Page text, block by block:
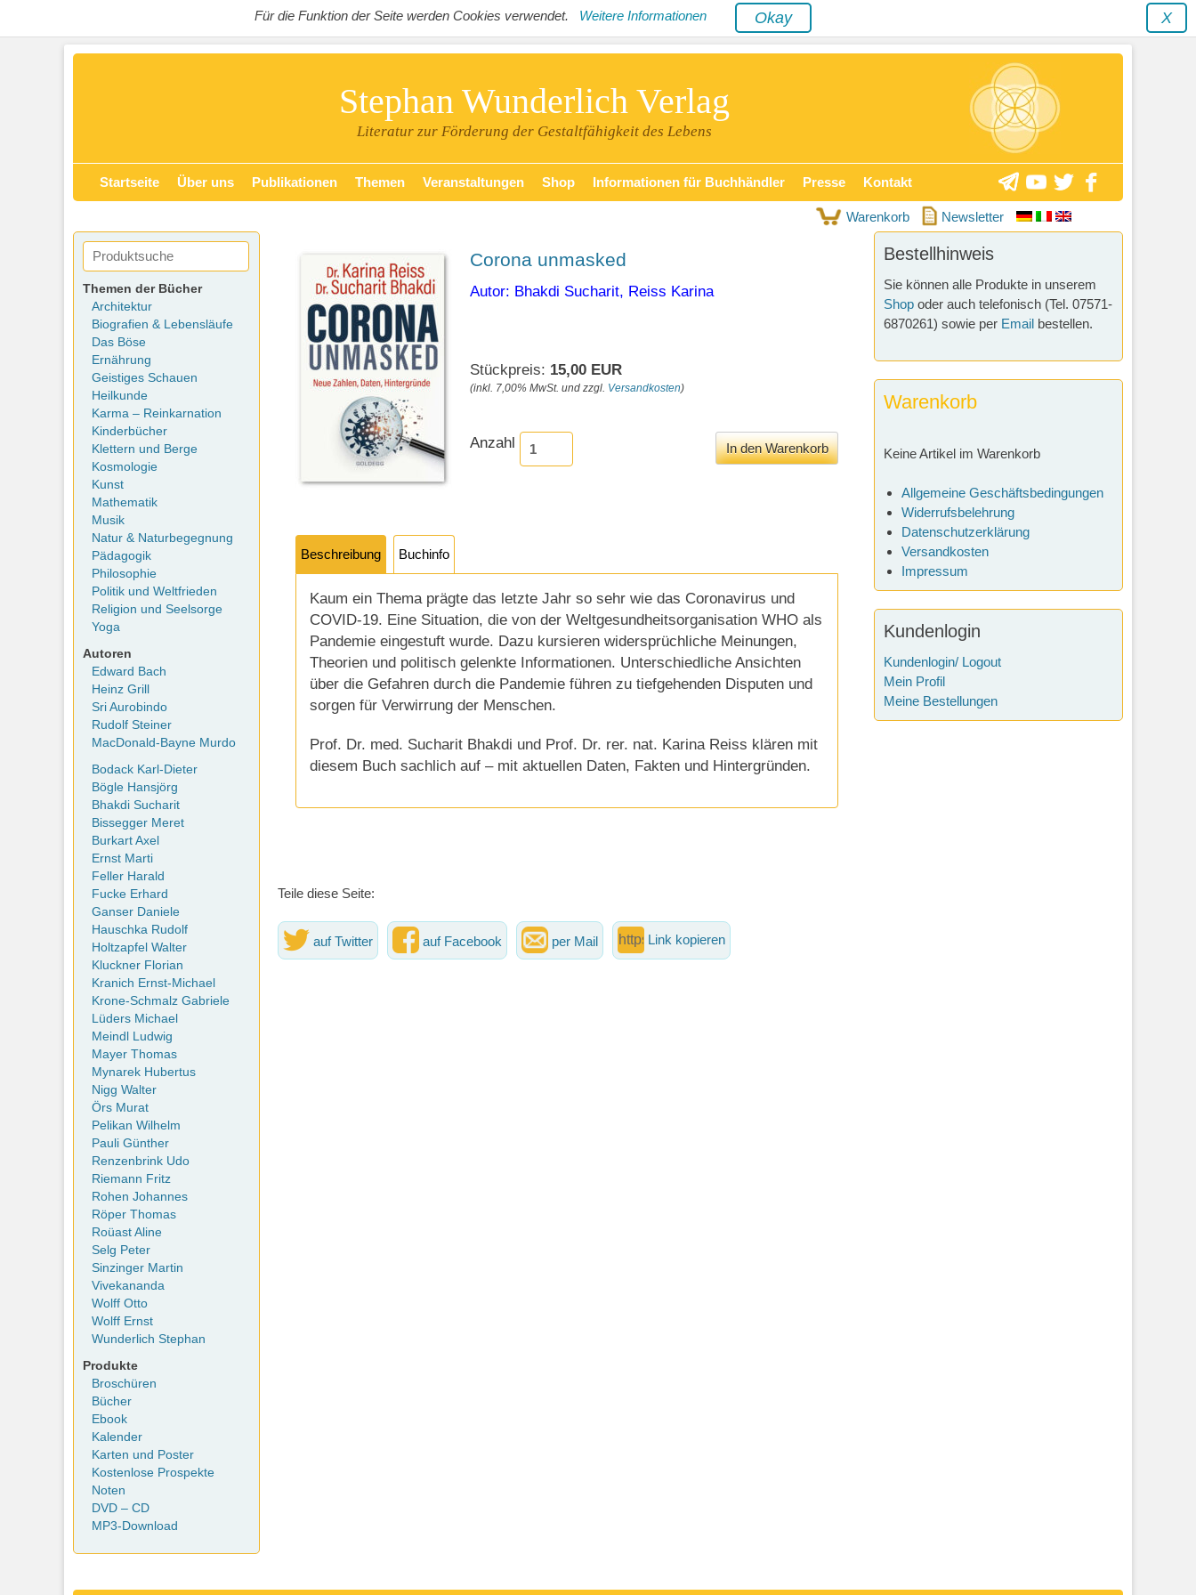
Für die Funktion der Seite werden Cookies verwendet. Weitere Informationen X
Okay
Stephan Wunderlich Verlag
Literatur zur Förderung der Gestaltfähigkeit des Lebens
Primäres Menü
Inhalt
Startseite Über uns Publikationen Themen Veranstaltungen Shop Informationen für Buchhändler Presse Kontakt
Warenkorb Newsletter
Corona unmasked
Autor: Bhakdi Sucharit, Reiss Karina
Stückpreis: 15,00 EUR
(inkl. 7,00% MwSt. und zzgl. Versandkosten)
Anzahl
Beschreibung Buchinfo
Kaum ein Thema prägte das letzte Jahr so sehr wie das Coronavirus und
COVID-19. Eine Situation, die von der Weltgesundheitsorganisation WHO als
Pandemie eingestuft wurde. Dazu kursieren widersprüchliche Meinungen,
Theorien und politisch gelenkte Informationen. Unterschiedliche Ansichten
über die Gefahren durch die Pandemie führen zu tiefgehenden Disputen und
sorgen für Verwirrung der Menschen.
Prof. Dr. med. Sucharit Bhakdi und Prof. Dr. rer. nat. Karina Reiss klären mit
diesem Buch sachlich auf – mit aktuellen Daten, Fakten und Hintergründen.
Teile diese Seite:
auf Twitter auf Facebook per Mail Link kopieren
Bestellhinweis
Sie können alle Produkte in unserem
Shop oder auch telefonisch (Tel. 07571-
6870261) sowie per Email bestellen.
Warenkorb
Keine Artikel im Warenkorb
Allgemeine Geschäftsbedingungen
Widerrufsbelehrung
Datenschutzerklärung
Versandkosten
Impressum
Kundenlogin
Kundenlogin/ Logout
Mein Profil
Meine Bestellungen
Themen der Bücher
Architektur
Biografien & Lebensläufe
Das Böse
Ernährung
Geistiges Schauen
Heilkunde
Karma – Reinkarnation
Kinderbücher
Klettern und Berge
Kosmologie
Kunst
Mathematik
Musik
Natur & Naturbegegnung
Pädagogik
Philosophie
Politik und Weltfrieden
Religion und Seelsorge
Yoga
Autoren
Edward Bach
Heinz Grill
Sri Aurobindo
Rudolf Steiner
MacDonald-Bayne Murdo
Bodack Karl-Dieter
Bögle Hansjörg
Bhakdi Sucharit
Bissegger Meret
Burkart Axel
Ernst Marti
Feller Harald
Fucke Erhard
Ganser Daniele
Hauschka Rudolf
Holtzapfel Walter
Kluckner Florian
Kranich Ernst-Michael
Krone-Schmalz Gabriele
Lüders Michael
Meindl Ludwig
Mayer Thomas
Mynarek Hubertus
Nigg Walter
Örs Murat
Pelikan Wilhelm
Pauli Günther
Renzenbrink Udo
Riemann Fritz
Rohen Johannes
Röper Thomas
Roüast Aline
Selg Peter
Sinzinger Martin
Vivekananda
Wolff Otto
Wolff Ernst
Wunderlich Stephan
Produkte
Broschüren
Bücher
Ebook
Kalender
Karten und Poster
Kostenlose Prospekte
Noten
DVD – CD
MP3-Download